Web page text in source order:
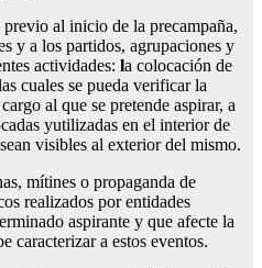
al inicio de la precampaña,
y a los partidos, agrupaciones y
actividades: la colocación de
cuales se pueda verificar la
al que se pretende aspirar, a
yutilizadas en el interior de
visibles al exterior del mismo.
mítines o propaganda de
realizados por entidades
aspirante y que afecte la
caracterizar a estos eventos.